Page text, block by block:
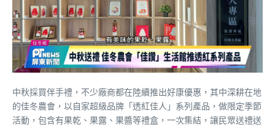
中秋採買伴手禮，不少廠商都在陸續推出好康優惠，其中深耕在地
的佳冬農會，以自家超級品牌「透紅佳人」系列產品，做限定季節
活動，包含有果乾、果露、果醬等禮盒，一次集結，讓民眾送禮送